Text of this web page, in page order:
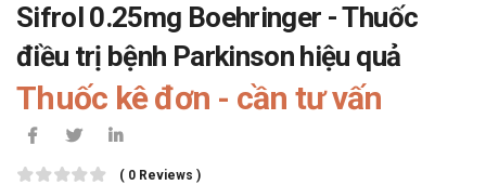
Sifrol 0.25mg Boehringer - Thuốc
điều trị bệnh Parkinson hiệu quả
Thuốc kê đơn - cần tư vấn
( 0 Reviews )